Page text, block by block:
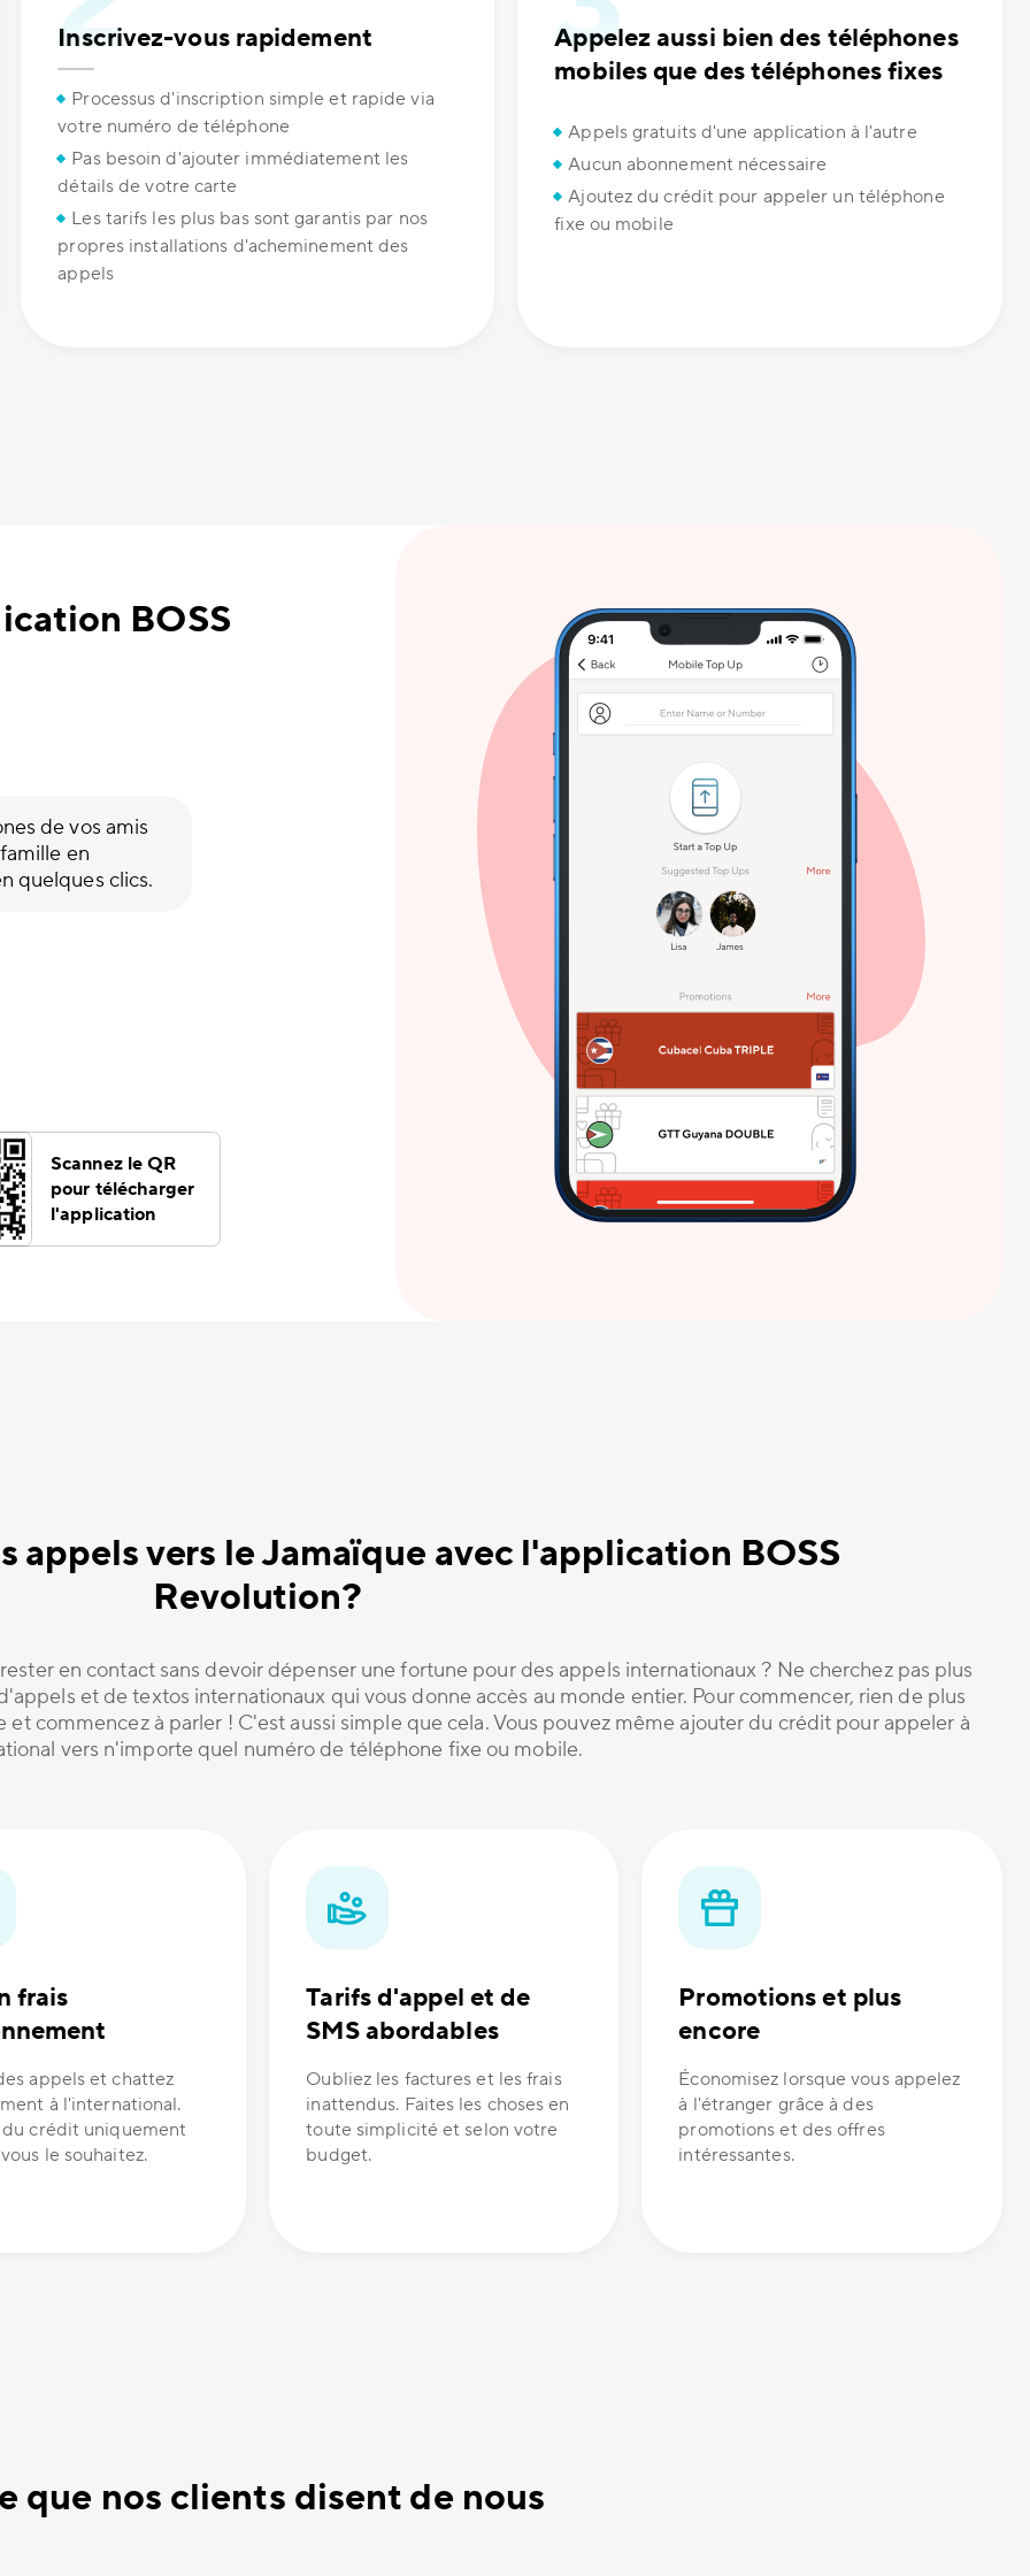
Inscrivez-vous rapidement
Processus d'inscription simple et rapide via
votre numéro de téléphone
Pas besoin d'ajouter immédiatement les
détails de votre carte
Les tarifs les plus bas sont garantis par nos
propres installations d'acheminement des
appels
Appelez aussi bien des téléphones
mobiles que des téléphones fixes
Appels gratuits d'une application à l'autre
Aucun abonnement nécessaire
Ajoutez du crédit pour appeler un téléphone
fixe ou mobile
BOSS
de vos amis
en
quelques clics.
Scannez le QR
pour télécharger
l'application
appels vers le Jamaïque avec l'application BOSS
Revolution?
en contact sans devoir dépenser une fortune pour des appels internationaux ? Ne cherchez pas plus
et de textos internationaux qui vous donne accès au monde entier. Pour commencer, rien de plus
commencez à parler ! C'est aussi simple que cela. Vous pouvez même ajouter du crédit pour appeler à
vers n'importe quel numéro de téléphone fixe ou mobile.
frais
appels et chattez
à l'international.
crédit uniquement
le souhaitez.
Tarifs d'appel et de
SMS abordables
Oubliez les factures et les frais
inattendus. Faites les choses en
toute simplicité et selon votre
budget.
Promotions et plus
encore
Économisez lorsque vous appelez
à l'étranger grâce à des
promotions et des offres
intéressantes.
que nos clients disent de nous